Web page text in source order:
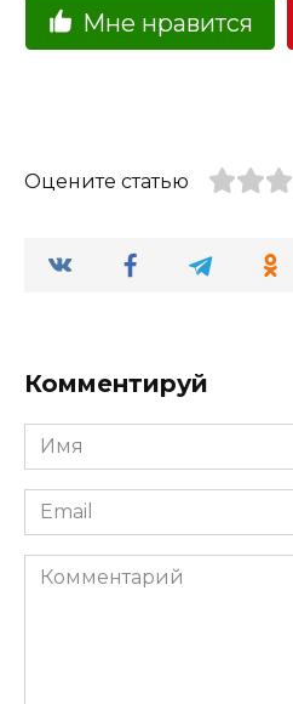
Мне нравится
Оцените статью
Комментируй
Имя
Email
Комментарий